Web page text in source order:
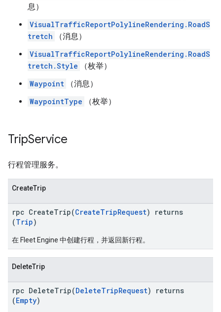
息）
VisualTrafficReportPolylineRendering.RoadS
tretch
（消息）
VisualTrafficReportPolylineRendering.RoadS
tretch.Style
（枚举）
Waypoint
（消息）
WaypointType
（枚举）
TripService
行程管理服务。
CreateTrip
rpc CreateTrip(CreateTripRequest) returns
(Trip)
在 Fleet Engine 中创建行程，并返回新行程。
DeleteTrip
rpc DeleteTrip(DeleteTripRequest) returns
(Empty)